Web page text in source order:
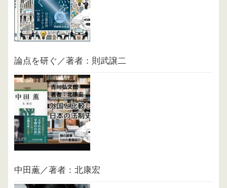
論点を研ぐ／著者：則武譲二
中田薫／著者：北康宏